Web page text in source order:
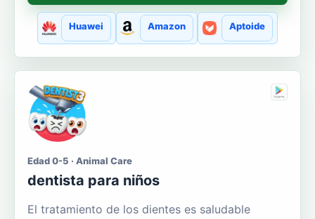
Huawei Amazon Aptoide
Edad 0-5 · Animal Care
dentista para niños
El tratamiento de los dientes es saludable